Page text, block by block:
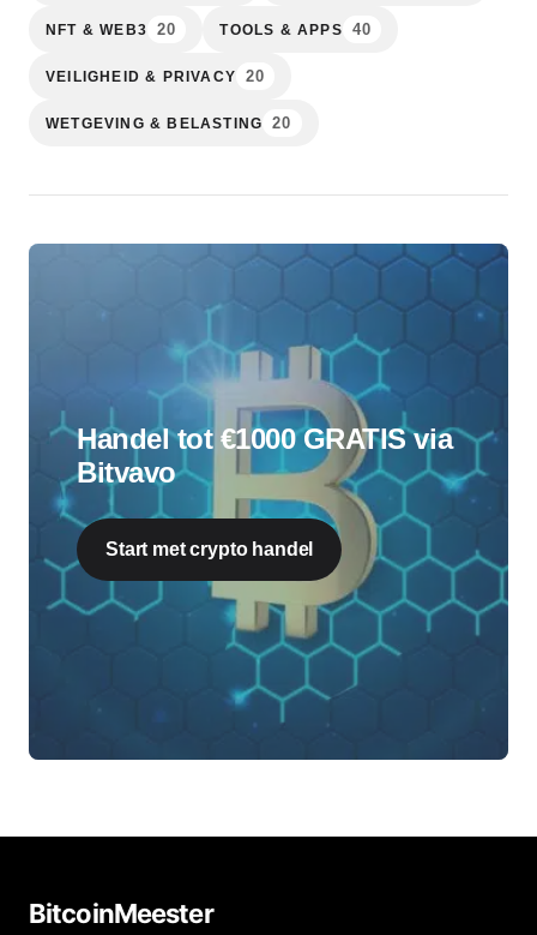
NFT & WEB3 20 TOOLS & APPS 40
VEILIGHEID & PRIVACY 20
WETGEVING & BELASTING 20
Handel tot €1000 GRATIS via
Bitvavo
Start met crypto handel
BitcoinMeester